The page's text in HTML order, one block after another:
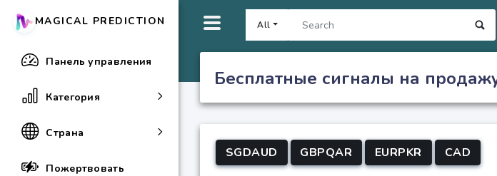
All
MAGICAL PREDICTION
Панель управления
Категория
Страна
Пожертвовать
Бесплатные сигналы на
SGDAUD GBPQAR EURPKR CAD